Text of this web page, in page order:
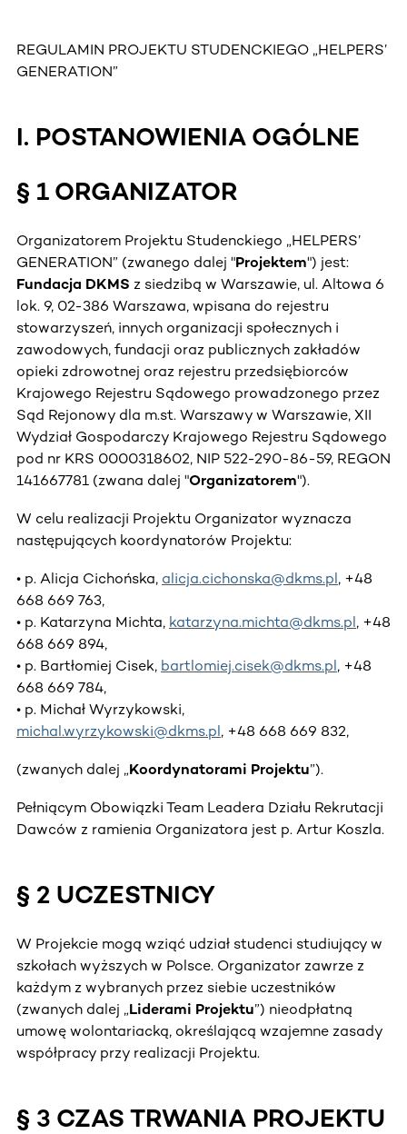
REGULAMIN PROJEKTU STUDENCKIEGO „HELPERS’
GENERATION”
I. POSTANOWIENIA OGÓLNE
§ 1 ORGANIZATOR
Organizatorem Projektu Studenckiego „HELPERS’
GENERATION” (zwanego dalej "Projektem") jest:
Fundacja DKMS z siedzibą w Warszawie, ul. Altowa 6
lok. 9, 02-386 Warszawa, wpisana do rejestru
stowarzyszeń, innych organizacji społecznych i
zawodowych, fundacji oraz publicznych zakładów
opieki zdrowotnej oraz rejestru przedsiębiorców
Krajowego Rejestru Sądowego prowadzonego przez
Sąd Rejonowy dla m.st. Warszawy w Warszawie, XII
Wydział Gospodarczy Krajowego Rejestru Sądowego
pod nr KRS 0000318602, NIP 522-290-86-59, REGON
141667781 (zwana dalej "Organizatorem").
W celu realizacji Projektu Organizator wyznacza
następujących koordynatorów Projektu:
• p. Alicja Cichońska, alicja.cichonska@dkms.pl, +48
668 669 763,
• p. Katarzyna Michta, katarzyna.michta@dkms.pl, +48
668 669 894,
• p. Bartłomiej Cisek, bartlomiej.cisek@dkms.pl, +48
668 669 784,
• p. Michał Wyrzykowski,
michal.wyrzykowski@dkms.pl, +48 668 669 832,
(zwanych dalej „Koordynatorami Projektu”).
Pełniącym Obowiązki Team Leadera Działu Rekrutacji
Dawców z ramienia Organizatora jest p. Artur Koszla.
§ 2 UCZESTNICY
W Projekcie mogą wziąć udział studenci studiujący w
szkołach wyższych w Polsce. Organizator zawrze z
każdym z wybranych przez siebie uczestników
(zwanych dalej „Liderami Projektu”) nieodpłatną
umowę wolontariacką, określającą wzajemne zasady
współpracy przy realizacji Projektu.
§ 3 CZAS TRWANIA PROJEKTU